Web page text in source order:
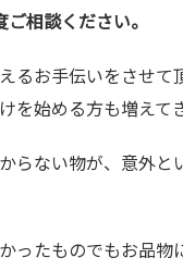
相談ください。
るお手伝いをさせて
を始める方も増えて
らない物が、意外と
ったものでもお品物